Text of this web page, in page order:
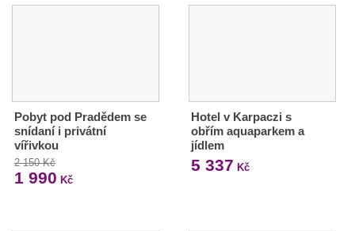
Pobyt pod Pradědem se
snídaní i privátní
vířivkou
2 150 Kč
1 990 Kč
Hotel v Karpaczi s
obřím aquaparkem a
jídlem
5 337 Kč